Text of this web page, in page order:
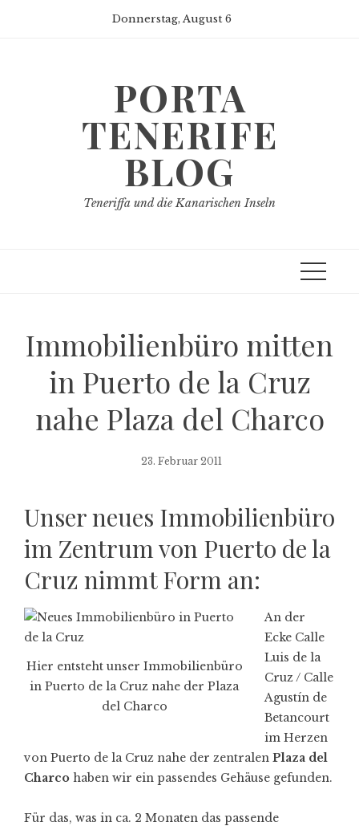
Donnerstag, August 6
PORTA
TENERIFE
BLOG
Teneriffa und die Kanarischen Inseln
Immobilienbüro mitten
in Puerto de la Cruz
nahe Plaza del Charco
23. Februar 2011
Unser neues Immobilienbüro
im Zentrum von Puerto de la
Cruz nimmt Form an:
Hier entsteht unser Immobilienbüro
in Puerto de la Cruz nahe der Plaza
del Charco
An der
Ecke Calle
Luis de la
Cruz / Calle
Agustín de
Betancourt
im Herzen
von Puerto de la Cruz nahe der zentralen Plaza del
Charco haben wir ein passendes Gehäuse gefunden.
Für das, was in ca. 2 Monaten das passende